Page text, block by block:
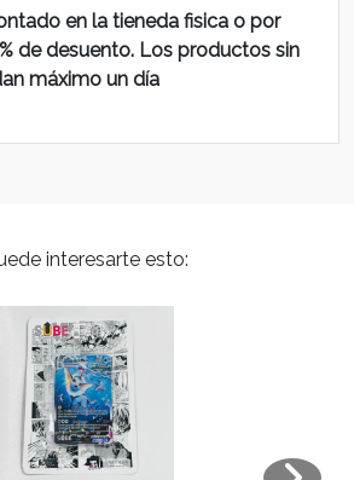
en la tieneda fisica o por
de desuento. Los productos sin
máximo un día
interesarte esto: